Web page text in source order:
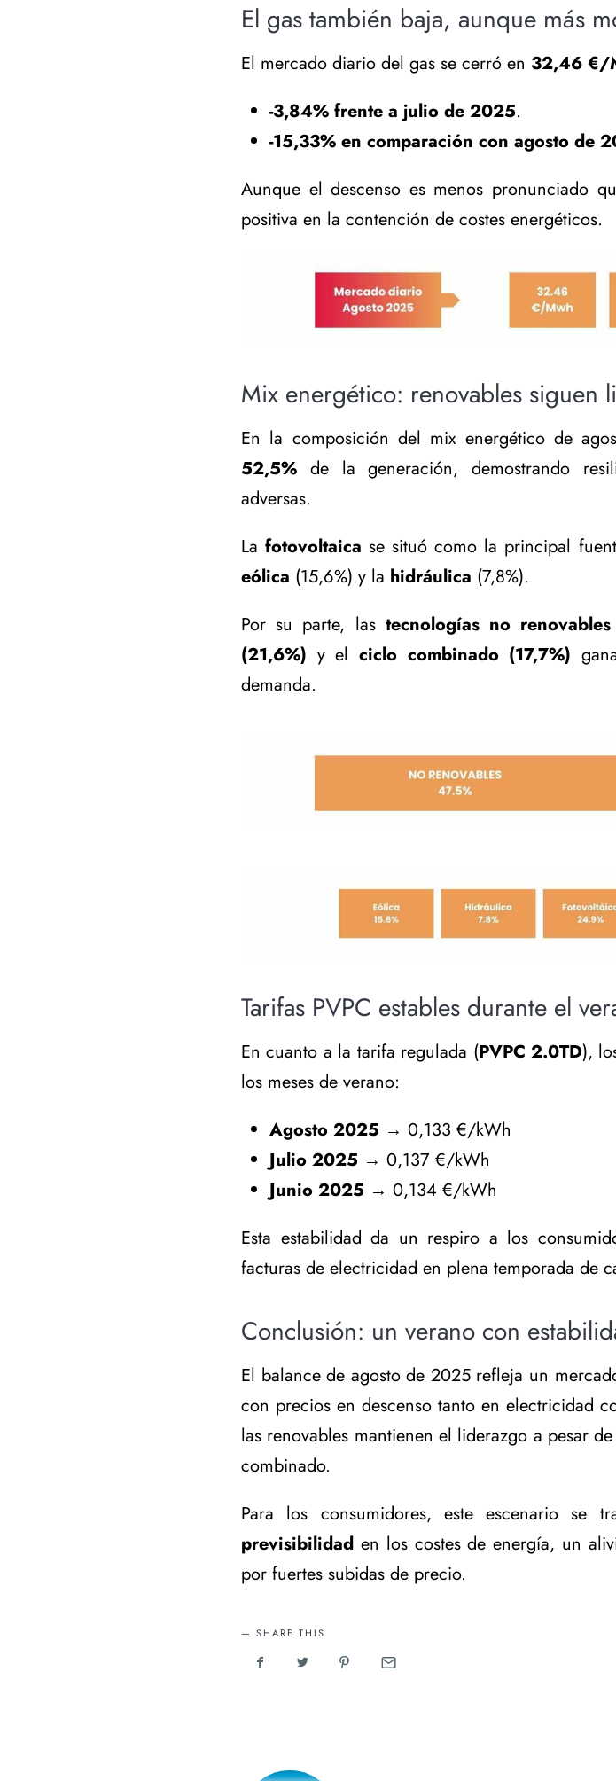
El gas también baja, aunque más
El mercado diario del gas se cerró en 32,46 €/
-3,84% frente a julio de 2025.
-15,33% en comparación con agosto de
Aunque el descenso es menos pronunciado
positiva en la contención de costes energéticos.
Mix energético: renovables siguen
En la composición del mix energético de
52,5% de la generación, demostrando
adversas.
Lafotovoltaica se situó como la principal
eólica (15,6%) y la hidráulica (7,8%).
Por su parte, las tecnologías no renovables
(21,6%) y el ciclo combinado (17,7%)
demanda.
Tarifas PVPC estables durante el
En cuanto a la tarifa regulada (PVPC 2.0TD),
los meses de verano:
Agosto 2025 → 0,133 €/kWh
Julio 2025 → 0,137 €/kWh
Junio 2025 → 0,134 €/kWh
Esta estabilidad da un respiro a los
facturas de electricidad en plena temporada de
Conclusión: un verano con
El balance de agosto de 2025 refleja un
con precios en descenso tanto en electricidad
las renovables mantienen el liderazgo a pesar
combinado.
Para los consumidores, este escenario se
previsibilidad en los costes de energía, un
por fuertes subidas de precio.
SHARE THIS